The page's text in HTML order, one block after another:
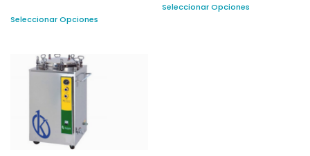
Seleccionar Opciones
Seleccionar Opciones